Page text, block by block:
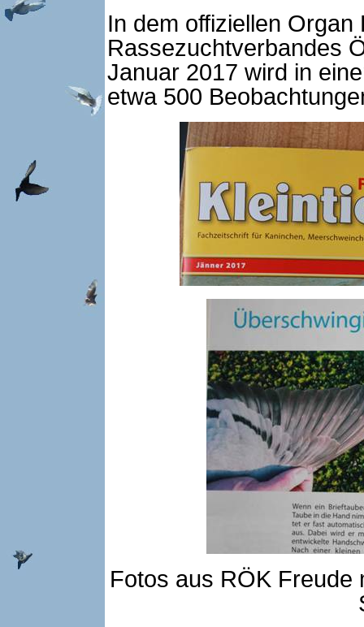
In dem offiziellen Organ
Rassezuchtverbandes
Januar 2017 wird in
etwa 500
Fotos aus RÖK Freude